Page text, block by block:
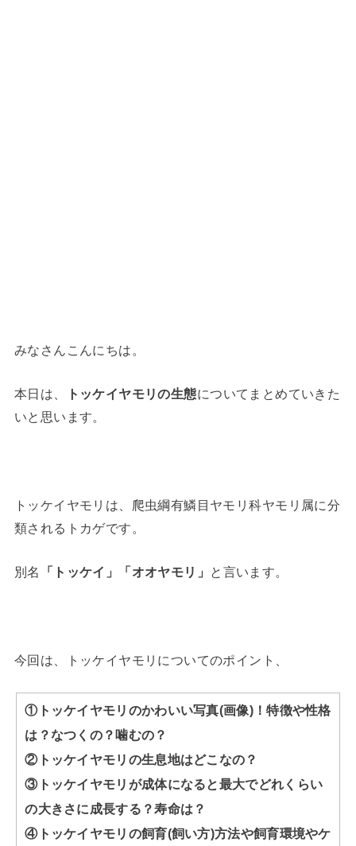
みなさんこんにちは。
本日は、 トッケイヤモリの生態についてまとめていきた
いと思います。
トッケイヤモリは、爬虫綱有鱗目ヤモリ科ヤモリ属に分
類されるトカゲです。
別名 「トッケイ」「オオヤモリ」 と言います。
今回は、トッケイヤモリについてのポイント、
①トッケイヤモリのかわいい写真(画像)！特徴や性格
は？なつくの？噛むの？
②トッケイヤモリの生息地はどこなの？
③トッケイヤモリが成体になると最大でどれくらい
の大きさに成長する？寿命は？
④トッケイヤモリの飼育(飼い方)方法や飼育環境やケ